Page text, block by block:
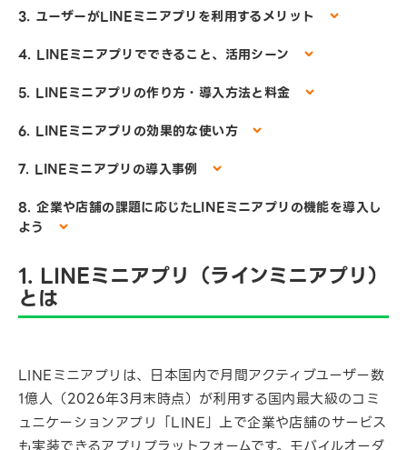
3. ユーザーがLINEミニアプリを利用するメリット
4. LINEミニアプリでできること、活用シーン
5. LINEミニアプリの作り方・導入方法と料金
6. LINEミニアプリの効果的な使い方
7. LINEミニアプリの導入事例
8. 企業や店舗の課題に応じたLINEミニアプリの機能を導入し
よう
1. LINEミニアプリ（ラインミニアプリ）
とは
LINEミニアプリは、日本国内で月間アクティブユーザー数
1億人（2026年3月末時点）が利用する国内最大級のコミ
ュニケーションアプリ「LINE」上で企業や店舗のサービス